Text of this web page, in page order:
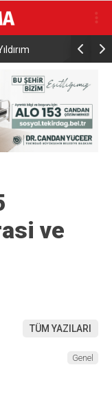
Bakan
sahibinin
ve
TÜM YAZILARI
Genel